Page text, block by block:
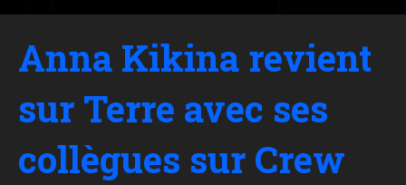
Anna Kikina revient
sur Terre avec ses
collègues sur Crew